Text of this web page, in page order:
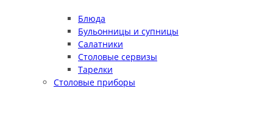
Блюда
Бульонницы и супницы
Салатники
Столовые сервизы
Тарелки
Столовые приборы